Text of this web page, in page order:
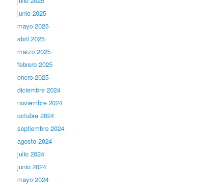
junio 2025
mayo 2025
abril 2025
marzo 2025
febrero 2025
enero 2025
diciembre 2024
noviembre 2024
octubre 2024
septiembre 2024
agosto 2024
julio 2024
junio 2024
mayo 2024